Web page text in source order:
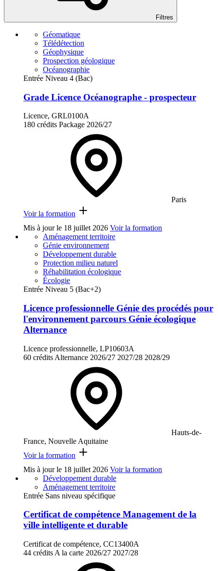
Filtres
Géomatique
Télédétection
Géophysique
Prospection géologique
Océanographie
Entrée Niveau 4 (Bac)
Grade Licence Océanographe - prospecteur
Licence, GRL0100A
180 crédits Package 2026/27
Paris
Voir la formation
Mis à jour le 18 juillet 2026 Voir la formation
Aménagement territoire
Génie environnement
Développement durable
Protection milieu naturel
Réhabilitation écologique
Écologie
Entrée Niveau 5 (Bac+2)
Licence professionnelle Génie des procédés pour
l'environnement parcours Génie écologique
Alternance
Licence professionnelle, LP10603A
60 crédits Alternance 2026/27 2027/28 2028/29
Hauts-de-
France, Nouvelle Aquitaine
Voir la formation
Mis à jour le 18 juillet 2026 Voir la formation
Développement durable
Aménagement territoire
Entrée Sans niveau spécifique
Certificat de compétence Management de la
ville intelligente et durable
Certificat de compétence, CC13400A
44 crédits A la carte 2026/27 2027/28